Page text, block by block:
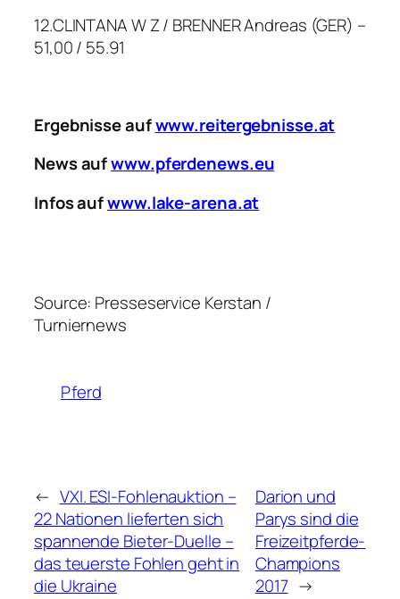
12.CLINTANA W Z / BRENNER Andreas (GER) –
51,00 / 55.91
Ergebnisse aufwww.reitergebnisse.at
News aufwww.pferdenews.eu
Infos aufwww.lake-arena.at
Source: Presseservice Kerstan /
Turniernews
Pferd
← VXI. ESI-Fohlenauktion –
22 Nationen lieferten sich
spannende Bieter-Duelle –
das teuerste Fohlen geht in
die Ukraine
Darion und
Parys sind die
Freizeitpferde-
Champions
2017 →